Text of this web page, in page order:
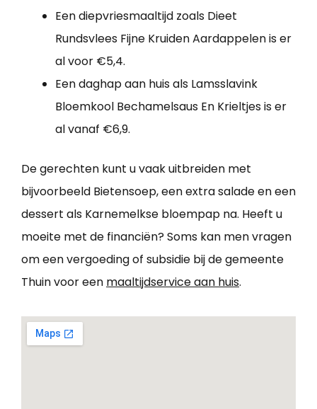
Een diepvriesmaaltijd zoals Dieet
Rundsvlees Fijne Kruiden Aardappelen is er
al voor €5,4.
Een daghap aan huis als Lamsslavink
Bloemkool Bechamelsaus En Krieltjes is er
al vanaf €6,9.
De gerechten kunt u vaak uitbreiden met
bijvoorbeeld Bietensoep, een extra salade en een
dessert als Karnemelkse bloempap na. Heeft u
moeite met de financiën? Soms kan men vragen
om een vergoeding of subsidie bij de gemeente
Thuin voor een maaltijdservice aan huis.